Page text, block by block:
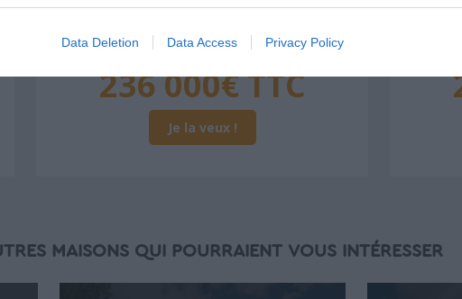
Data Deletion Data Access Privacy Policy
À partir de
236 000€ TTC
Je la veux !
MAISONS QUI POURRAIENT VOUS INTÉRESSER